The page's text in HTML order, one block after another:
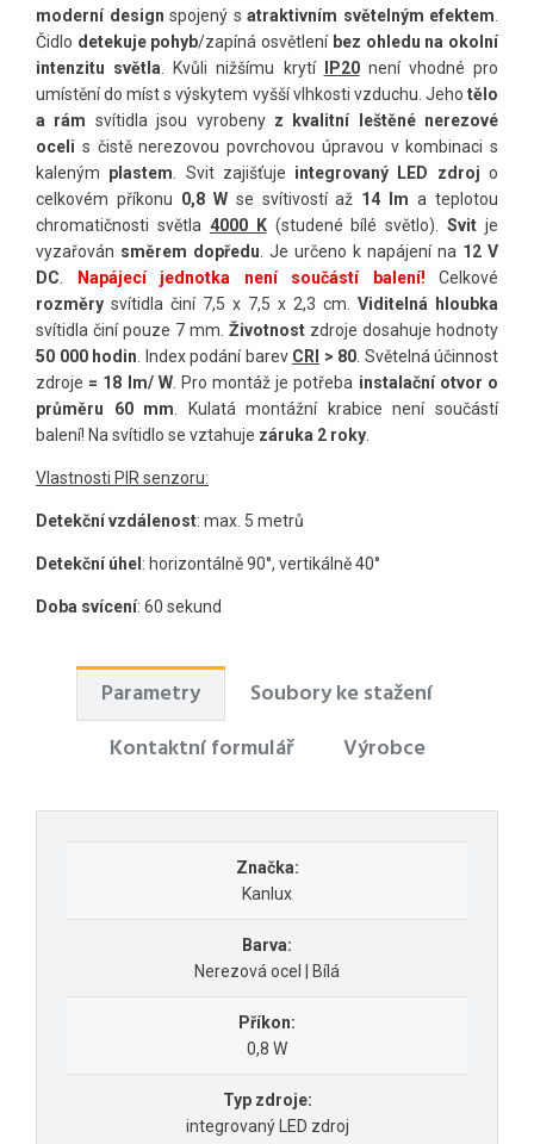
moderní design spojený s atraktivním světelným efektem
Čidlo detekuje pohyb/zapíná osvětlení bez ohledu na okolní
intenzitu světla . Kvůli nižšímu krytí IP20není vhodné pro
umístění do míst s výskytem vyšší vlhkosti vzduchu. Jeho tělo
a rám svítidla jsou vyrobeny z kvalitní leštěné nerezové
oceli s čistě nerezovou povrchovou úpravou v kombinaci s
kaleným plastem . Svit zajišťuje integrovaný LED zdroj o
celkovém příkonu 0,8 Wse svítivostí až 14 lm a teplotou
chromatičnosti světla 4000 K(studené bílé světlo).Svit je
vyzařován směrem dopředu . Je určeno k napájení na 12 V
DC
Napájecí jednotka není součástí balení! Celkové
rozměry svítidla činí 7,5 x 7,5 x 2,3 cm. Viditelná hloubka
svítidla činí pouze 7 mm. Životnost zdroje dosahuje hodnoty
50 000 hodin . Index podání barev CRI > 80 . Světelná účinnost
zdroje = 18 lm/ W. Pro montáž je potřeba instalační otvor o
průměru 60 mm . Kulatá montážní krabice není součástí
balení! Na svítidlo se vztahuje záruka 2 roky
Vlastnosti PIR senzoru:
Detekční vzdálenost: max. 5 metrů
Detekční úhel : horizontálně 90°, vertikálně 40°
Doba svícení: 60 sekund
Parametry
Soubory ke stažení
Kontaktní formulář
Výrobce
Značka:
Kanlux
Barva:
Nerezová ocel | Bílá
Příkon:
0,8 W
Typ zdroje:
integrovaný LED zdroj